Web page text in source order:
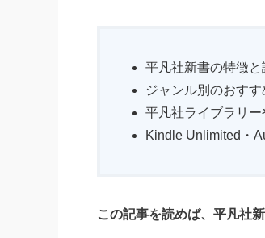
平凡社新書の特徴と
ジャンル別のおす
平凡社ライブラリ
Kindle Unlimited・
この記事を読めば、平凡社